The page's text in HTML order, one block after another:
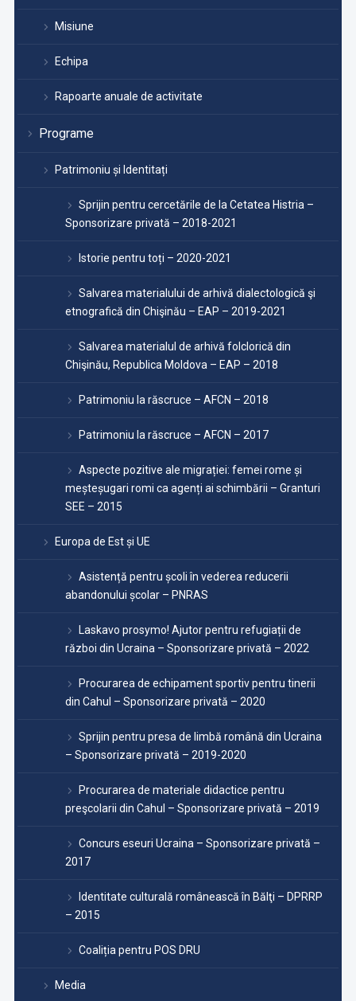
Misiune
Echipa
Rapoarte anuale de activitate
Programe
Patrimoniu și Identitați
Sprijin pentru cercetările de la Cetatea Histria –
Sponsorizare privată – 2018-2021
Istorie pentru toți – 2020-2021
Salvarea materialului de arhivă dialectologică şi
etnografică din Chişinău – EAP – 2019-2021
Salvarea materialul de arhivă folclorică din
Chişinău, Republica Moldova – EAP – 2018
Patrimoniu la răscruce – AFCN – 2018
Patrimoniu la răscruce – AFCN – 2017
Aspecte pozitive ale migrației: femei rome și
meșteșugari romi ca agenți ai schimbării – Granturi
SEE – 2015
Europa de Est și UE
Asistență pentru școli în vederea reducerii
abandonului școlar – PNRAS
Laskavo prosymo! Ajutor pentru refugiații de
război din Ucraina – Sponsorizare privată – 2022
Procurarea de echipament sportiv pentru tinerii
din Cahul – Sponsorizare privată – 2020
Sprijin pentru presa de limbă română din Ucraina
– Sponsorizare privată – 2019-2020
Procurarea de materiale didactice pentru
preşcolarii din Cahul – Sponsorizare privată – 2019
Concurs eseuri Ucraina – Sponsorizare privată –
2017
Identitate culturală românească în Bălţi – DPRRP
– 2015
Coaliția pentru POS DRU
Media